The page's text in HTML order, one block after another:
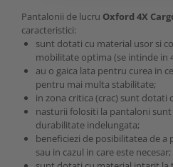
Pantalonii de lucru Oxford 4X
caracteristici:
sunt dotati cu material usor si
mobilitate optima (se intinde in
au o gaica lata pentru curea in
pentru mai multa stabilitate;
in zona critica (crac) sunt
nasturii folositi la pantaloni
durabilitate indelungata;
beneficiezi de posibilitatea de a
sau in cazul in care este necesar;